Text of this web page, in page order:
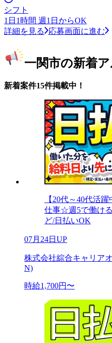
シフト
1日1時間 週1日からOK
詳細を見る
応募画面に進む
一関市の新着
新着案件15件掲載中！
【20代～40代活
仕事☆週5で働け
ど/日払いOK
07月24日UP
株式会社綜合キャリア
N)
時給1,700円〜